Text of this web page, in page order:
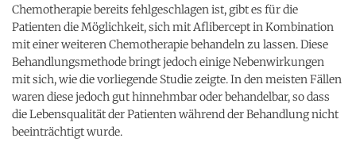
Chemotherapie bereits fehlgeschlagen ist, gibt es für die
Patienten die Möglichkeit, sich mit Aflibercept in Kombination
mit einer weiteren Chemotherapie behandeln zu lassen. Diese
Behandlungsmethode bringt jedoch einige Nebenwirkungen
mit sich, wie die vorliegende Studie zeigte. In den meisten Fällen
waren diese jedoch gut hinnehmbar oder behandelbar, so dass
die Lebensqualität der Patienten während der Behandlung nicht
beeinträchtigt wurde.